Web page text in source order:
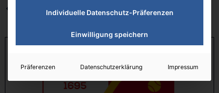
Individuelle Datenschutz-Präferenzen
Einwilligung speichern
Präferenzen Datenschutzerklärung Impressum